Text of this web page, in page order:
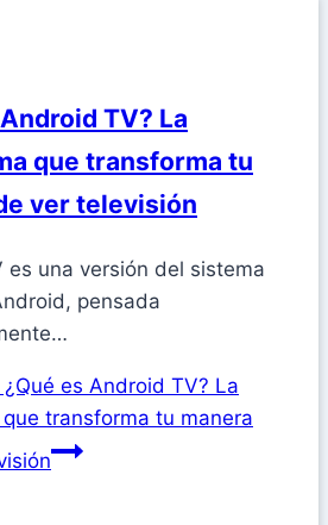
TV? La
que transforma tu
ver televisión
es una versión del sistema
pensada
¿Qué es Android TV? La
transforma tu manera